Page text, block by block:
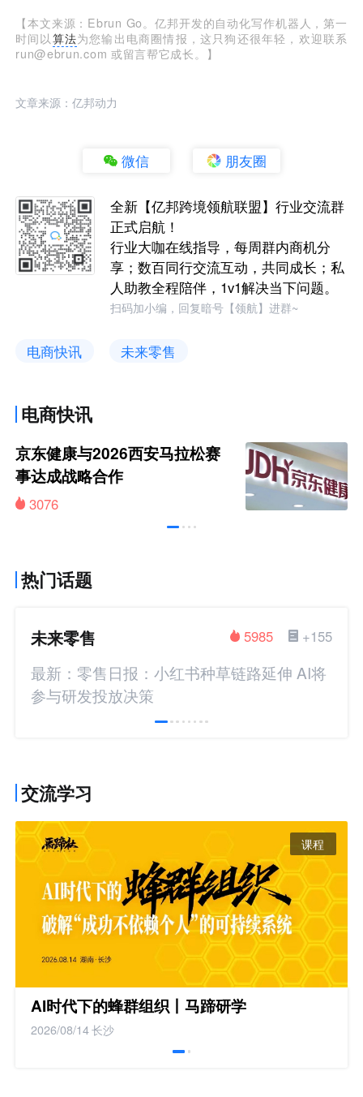
【本文来源：Ebrun Go。亿邦开发的自动化写作机器人，第一
时间以 算法为您输出电商圈情报，这只狗还很年轻，欢迎联系
run@ebrun.com 或留言帮它成长。】
文章来源：亿邦动力
微信 朋友圈
全新【亿邦跨境领航联盟】行业交流群
正式启航！
行业大咖在线指导，每周群内商机分
享；数百同行交流互动，共同成长；私
人助教全程陪伴，1v1解决当下问题。
扫码加小编，回复暗号【领航】进群~
电商快讯 未来零售
电商快讯
京东健康与2026西安马拉松赛
事达成战略合作
3076
热门话题
未来零售 +155
5985
最新：零售日报：小红书种草链路延伸 AI将
参与研发投放决策
交流学习
课程
AI时代下的蜂群组织丨马蹄研学
2026/08/14长沙